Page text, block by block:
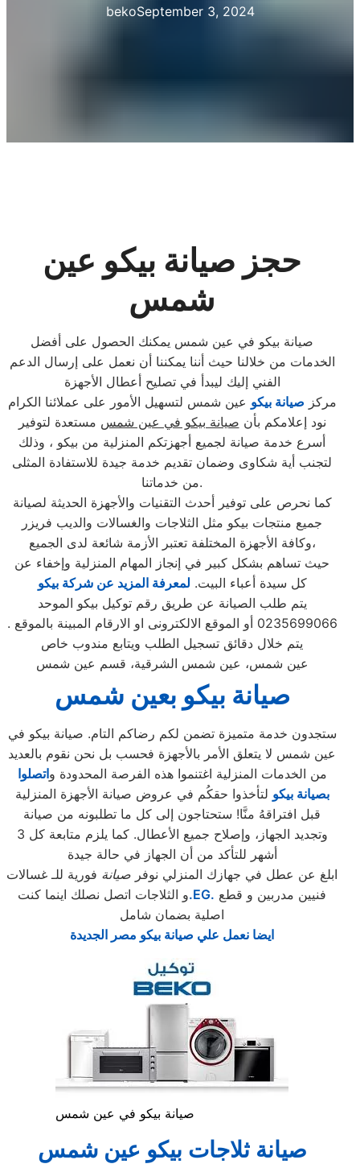
bekoSeptember 3, 2024
حجز صيانة بيكو عين
شمس
صيانة بيكو في عين شمس يمكنك الحصول على أفضل
الخدمات من خلالنا حيث أننا يمكننا أن نعمل على إرسال الدعم
الفني إليك ليبدأ في تصليح أعطال الأجهزة
مركز صيانة بيكو عين شمس لتسهيل الأمور على عملائنا الكرام
نود إعلامكم بأن صيانة بيكو في عين شمس مستعدة لتوفير
أسرع خدمة صيانة لجميع أجهزتكم المنزلية من بيكو ، وذلك
لتجنب أية شكاوى وضمان تقديم خدمة جيدة للاستفادة المثلى
من خدماتنا.
كما نحرص على توفير أحدث التقنيات والأجهزة الحديثة لصيانة
جميع منتجات بيكو مثل الثلاجات والغسالات والديب فریزر
وكافة الأجهزة المختلفة تعتبر الأزمة شائعة لدى الجميع،
حيث تساهم بشكل كبير في إنجاز المهام المنزلية وإخفاء عن
كل سيدة أعباء البيت. لمعرفة المزيد عن شركة بيكو
يتم طلب الصيانة عن طريق رقم توكيل بيكو الموحد
0235699066 أو الموقع الالكترونى او الارقام المبينة بالموقع .
يتم خلال دقائق تسجيل الطلب ويتابع مندوب خاص
عين شمس، عين شمس الشرقية، قسم عين شمس
صيانة بيكو بعين شمس
ستجدون خدمة متميزة تضمن لكم رضاكم التام. صيانة بيكو في
عين شمس لا يتعلق الأمر بالأجهزة فحسب بل نحن نقوم بالعديد
من الخدمات المنزلية اغتنموا هذه الفرصة المحدودة واتصلوا
بصيانة بيكو لتأخذوا حقكُم في عروض صيانة الأجهزة المنزلية
قبل افتراقهُ منَّا! ستحتاجون إلى كل ما تطلبونه من صيانة
وتجديد الجهاز، وإصلاح جميع الأعطال. كما يلزم متابعة كل 3
أشهر للتأكد من أن الجهاز في حالة جيدة
ابلغ عن عطل في جهازك المنزلي نوفر صيانة فورية للـ غسالات
و الثلاجات اتصل نصلك اينما كنت.EG.
اصلية بضمان شامل
ايضا نعمل علي صيانة بيكو مصر الجديدة
صيانة بيكو في عين شمس
صيانة ثلاجات بيكو عين شمس